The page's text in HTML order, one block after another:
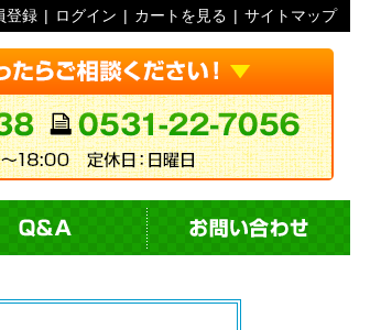
登録 | ログイン | カートを見る | サイトマップ